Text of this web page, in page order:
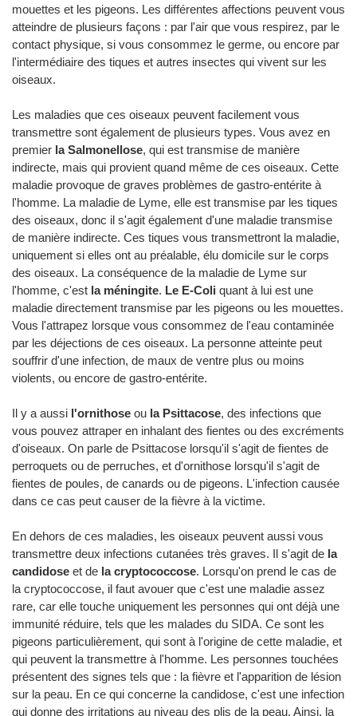
mouettes et les pigeons. Les différentes affections peuvent vous
atteindre de plusieurs façons : par l'air que vous respirez, par le
contact physique, si vous consommez le germe, ou encore par
l'intermédiaire des tiques et autres insectes qui vivent sur les
oiseaux.
Les maladies que ces oiseaux peuvent facilement vous
transmettre sont également de plusieurs types. Vous avez en
premier la Salmonellose, qui est transmise de manière
indirecte, mais qui provient quand même de ces oiseaux. Cette
maladie provoque de graves problèmes de gastro-entérite à
l'homme. La maladie de Lyme, elle est transmise par les tiques
des oiseaux, donc il s'agit également d'une maladie transmise
de manière indirecte. Ces tiques vous transmettront la maladie,
uniquement si elles ont au préalable, élu domicile sur le corps
des oiseaux. La conséquence de la maladie de Lyme sur
l'homme, c'est la méningite. Le E-Coli quant à lui est une
maladie directement transmise par les pigeons ou les mouettes.
Vous l'attrapez lorsque vous consommez de l'eau contaminée
par les déjections de ces oiseaux. La personne atteinte peut
souffrir d'une infection, de maux de ventre plus ou moins
violents, ou encore de gastro-entérite.
Il y a aussi l'ornithose ou la Psittacose, des infections que
vous pouvez attraper en inhalant des fientes ou des excréments
d'oiseaux. On parle de Psittacose lorsqu'il s'agit de fientes de
perroquets ou de perruches, et d'ornithose lorsqu'il s'agit de
fientes de poules, de canards ou de pigeons. L'infection causée
dans ce cas peut causer de la fièvre à la victime.
En dehors de ces maladies, les oiseaux peuvent aussi vous
transmettre deux infections cutanées très graves. Il s'agit de la
candidose et de la cryptococcose. Lorsqu'on prend le cas de
la cryptococcose, il faut avouer que c'est une maladie assez
rare, car elle touche uniquement les personnes qui ont déjà une
immunité réduire, tels que les malades du SIDA. Ce sont les
pigeons particulièrement, qui sont à l'origine de cette maladie, et
qui peuvent la transmettre à l'homme. Les personnes touchées
présentent des signes tels que : la fièvre et l'apparition de lésion
sur la peau. En ce qui concerne la candidose, c'est une infection
qui donne des irritations au niveau des plis de la peau. Ainsi, la